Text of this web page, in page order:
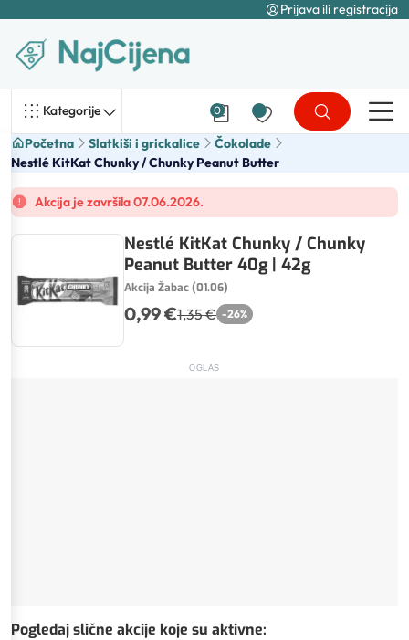
Prijava ili registracija
Kategorije 0
Početna Slatkiši i grickalice
Čokolade
Nestlé KitKat Chunky / Chunky Peanut Butter
Akcija je završila 07.06.2026.
Nestlé KitKat Chunky / Chunky
Peanut Butter 40g | 42g
Akcija Žabac (01.06)
0,99 €1,35 € -26%
OGLAS
Pogledaj slične akcije koje su aktivne: